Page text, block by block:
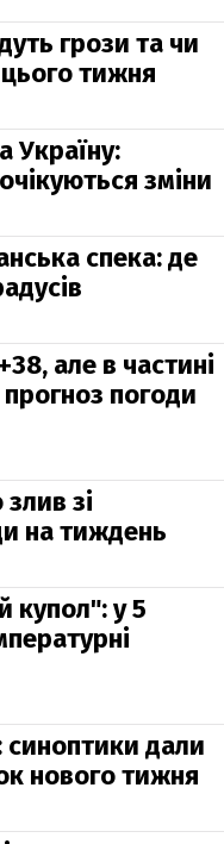
грози та чи
тижня
Україну:
зміни
спека: де
але в частині
погоди
зі
на тиждень
купол": у 5
синоптики дали
нового тижня